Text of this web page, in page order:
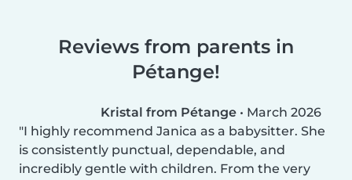
Reviews from parents in
Pétange!
Kristal from Pétange • March 2026
I highly recommend Janica as a babysitter. She
is consistently punctual, dependable, and
incredibly gentle with children. From the very